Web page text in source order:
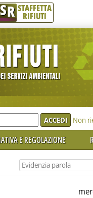
la notizia.
SR STAFFETTA
RIFIUTI
Non
E REGOLAZIONE